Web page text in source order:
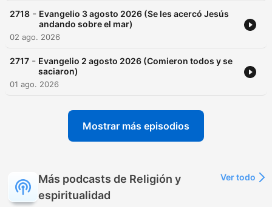
2718 - Evangelio 3 agosto 2026 (Se les acercó Jesús
andando sobre el mar)
02 ago. 2026
2717 - Evangelio 2 agosto 2026 (Comieron todos y se
saciaron)
01 ago. 2026
Mostrar más episodios
Más podcasts de Religión y
espiritualidad
Ver todo